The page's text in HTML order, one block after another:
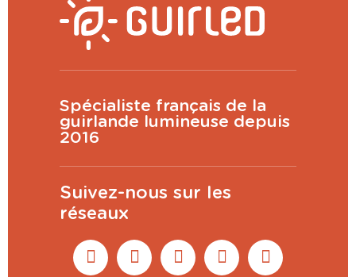
Spécialiste français de la
guirlande lumineuse depuis
2016
Suivez-nous sur les
réseaux